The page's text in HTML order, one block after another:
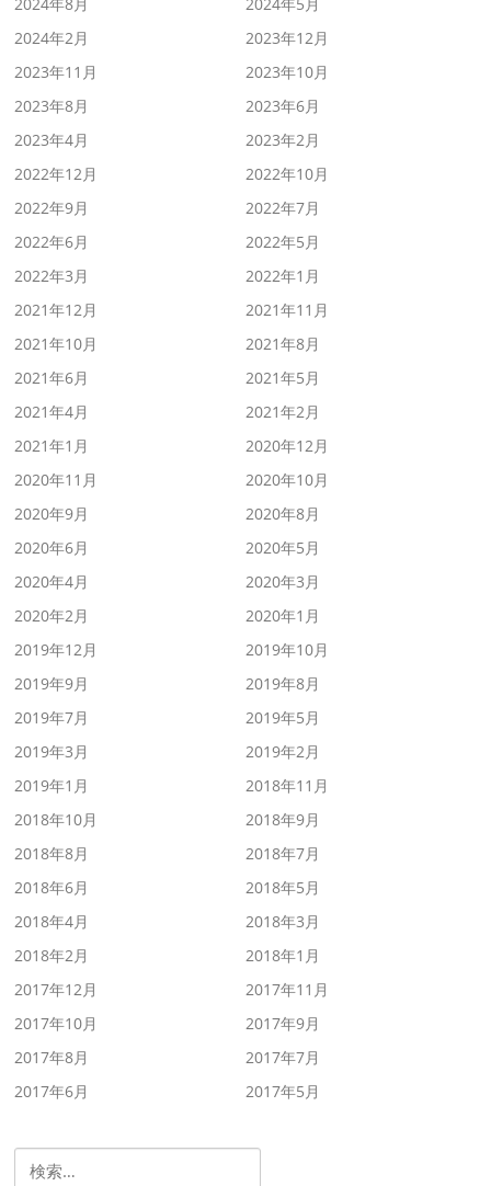
2024年8月
2024年5月
2024年2月
2023年12月
2023年11月
2023年10月
2023年8月
2023年6月
2023年4月
2023年2月
2022年12月
2022年10月
2022年9月
2022年7月
2022年6月
2022年5月
2022年3月
2022年1月
2021年12月
2021年11月
2021年10月
2021年8月
2021年6月
2021年5月
2021年4月
2021年2月
2021年1月
2020年12月
2020年11月
2020年10月
2020年9月
2020年8月
2020年6月
2020年5月
2020年4月
2020年3月
2020年2月
2020年1月
2019年12月
2019年10月
2019年9月
2019年8月
2019年7月
2019年5月
2019年3月
2019年2月
2019年1月
2018年11月
2018年10月
2018年9月
2018年8月
2018年7月
2018年6月
2018年5月
2018年4月
2018年3月
2018年2月
2018年1月
2017年12月
2017年11月
2017年10月
2017年9月
2017年8月
2017年7月
2017年6月
2017年5月
検索: